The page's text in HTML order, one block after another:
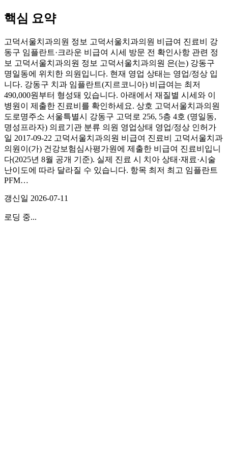
핵심 요약
고덕서울치과의원 정보 고덕서울치과의원 비급여 진료비 강
동구 임플란트·크라운 비급여 시세 방문 전 확인사항 관련 정
보 고덕서울치과의원 정보 고덕서울치과의원 은(는) 강동구
명일동에 위치한 의원입니다. 현재 영업 상태는 영업/정상 입
니다. 강동구 치과 임플란트(지르코니아) 비급여는 최저
490,000원부터 형성돼 있습니다. 아래에서 재질별 시세와 이
병원이 제출한 진료비를 확인하세요. 상호 고덕서울치과의원
도로명주소 서울특별시 강동구 고덕로 256, 5층 4호 (명일동,
명성프라자) 의료기관 분류 의원 영업상태 영업/정상 인허가
일 2017-09-22 고덕서울치과의원 비급여 진료비 고덕서울치과
의원이(가) 건강보험심사평가원에 제출한 비급여 진료비입니
다(2025년 8월 공개 기준). 실제 진료 시 치아 상태·재료·시술
난이도에 따라 달라질 수 있습니다. 항목 최저 최고 임플란트
PFM…
갱신일 2026-07-11
로딩 중...